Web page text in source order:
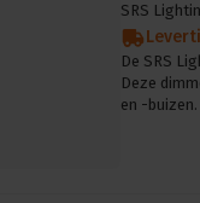
SRS
De SRS
Deze
en -buizen.